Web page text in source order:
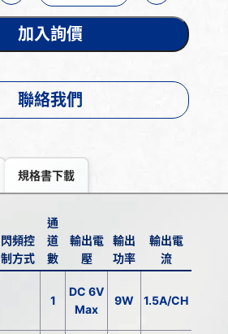
加入詢價
聯絡我們
規格書下載
閃頻控
制方式
通
道
數
輸出電
壓
輸出
功率
輸出電
流
1
DC 6V
Max
9W 1.5A/CH